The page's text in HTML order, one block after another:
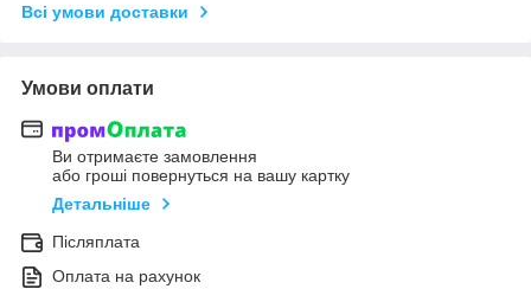
Всі умови доставки
Умови оплати
Ви отримаєте замовлення
або гроші повернуться на вашу картку
Детальніше
Післяплата
Оплата на рахунок